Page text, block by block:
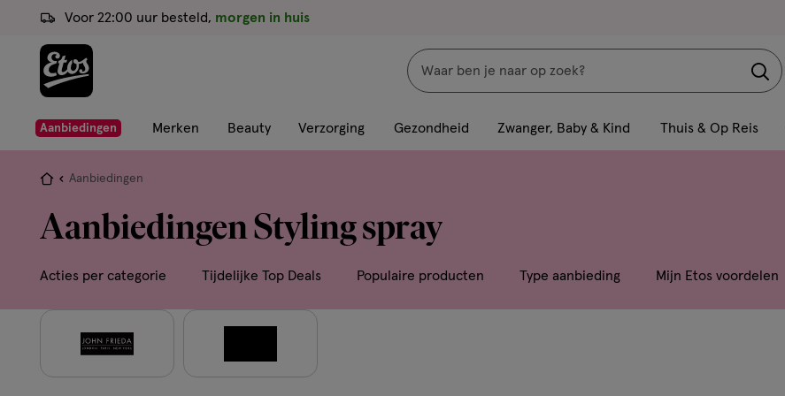
ga
de
hoofd
ga
naar
de
ga
naar
Voor 22:00 uur besteld, morgen in huis
Zoeken
met
dit
een
volledig
met
geavanceerde
Aanbiedingen Merken Beauty Verzorging Gezondheid Zwanger, Baby & Kind Thuis & Op Reis
Je
hier:
Aanbiedingen
Aanbiedingen Styling spray
Acties per categorie Tijdelijke Top Deals Populaire producten Type aanbieding Mijn Etos voordelen